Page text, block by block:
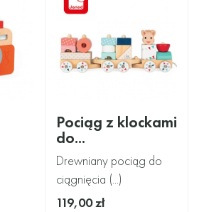
Pociąg z klockami
do...
Drewniany pociąg do
ciągnięcia (...)
119,00 zł